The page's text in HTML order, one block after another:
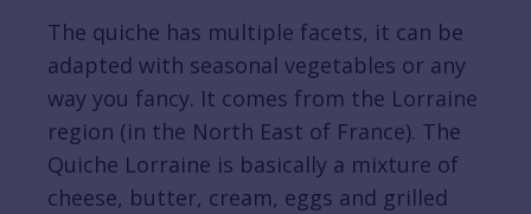
The quiche has multiple facets, it can be
adapted with seasonal vegetables or any
way you fancy. It comes from the Lorraine
region (in the North East of France). The
Quiche Lorraine is basically a mixture of
cheese, butter, cream, eggs and grilled